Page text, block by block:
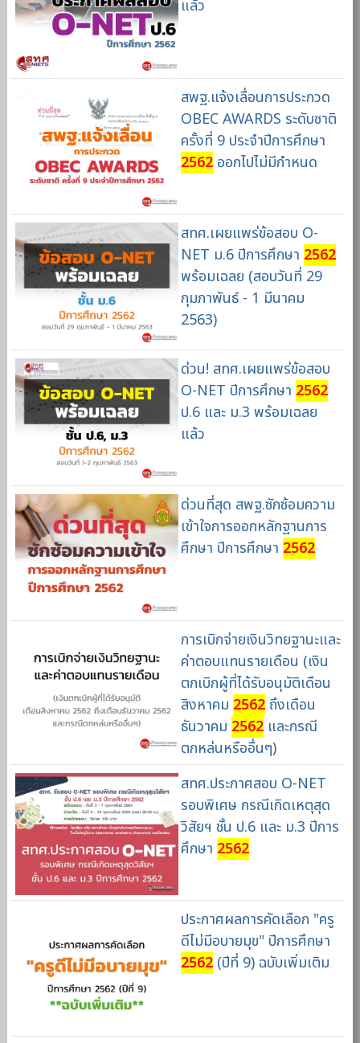
แล้ว
สพฐ.แจ้งเลื่อนการประกวด
OBEC AWARDS ระดับชาติ
ครั้งที่ 9 ประจำปีการศึกษา
2562ออกไปไม่มีกำหนด
สทศ.เผยแพร่ข้อสอบ O-
NET ม.6 ปีการศึกษา 2562
พร้อมเฉลย (สอบวันที่ 29
กุมภาพันธ์ - 1 มีนาคม
2563)
ด่วน! สทศ.เผยแพร่ข้อสอบ
O-NET ปีการศึกษา 2562
ป.6 และ ม.3 พร้อมเฉลย
แล้ว
ด่วนที่สุด สพฐ.ซักซ้อมความ
เข้าใจการออกหลักฐานการ
ศึกษา ปีการศึกษา 2562
การเบิกจ่ายเงินวิทยฐานะและ
ค่าตอบแทนรายเดือน (เงิน
ตกเบิกผู้ที่ได้รับอนุมัติเดือน
สิงหาคม 2562ถึงเดือน
ธันวาคม 2562และกรณี
ตกหล่นหรืออื่นๆ)
สทศ.ประกาศสอบ O-NET
รอบพิเศษ กรณีเกิดเหตุสุด
วิสัยฯ ชั้น ป.6 และ ม.3 ปีการ
ศึกษา 2562
ประกาศผลการคัดเลือก "ครู
ดีไม่มีอบายมุข" ปีการศึกษา
2562(ปีที่ 9) ฉบับเพิ่มเติม